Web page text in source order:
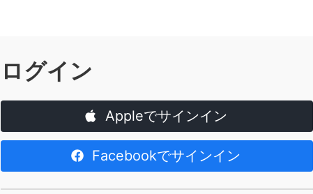
ログイン
Appleでサインイン
Facebookでサインイン